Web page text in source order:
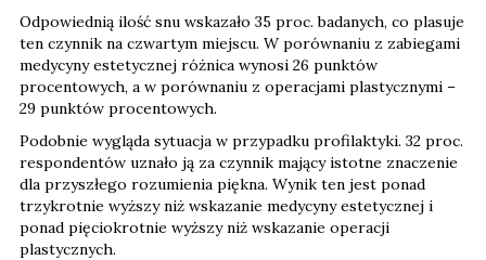
Odpowiednią ilość snu wskazało 35 proc. badanych, co plasuje
ten czynnik na czwartym miejscu. W porównaniu z zabiegami
medycyny estetycznej różnica wynosi 26 punktów
procentowych, a w porównaniu z operacjami plastycznymi –
29 punktów procentowych.
Podobnie wygląda sytuacja w przypadku profilaktyki. 32 proc.
respondentów uznało ją za czynnik mający istotne znaczenie
dla przyszłego rozumienia piękna. Wynik ten jest ponad
trzykrotnie wyższy niż wskazanie medycyny estetycznej i
ponad pięciokrotnie wyższy niż wskazanie operacji
plastycznych.